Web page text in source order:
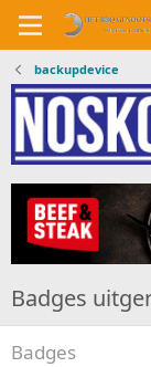
backupdevice
Badges
Badges